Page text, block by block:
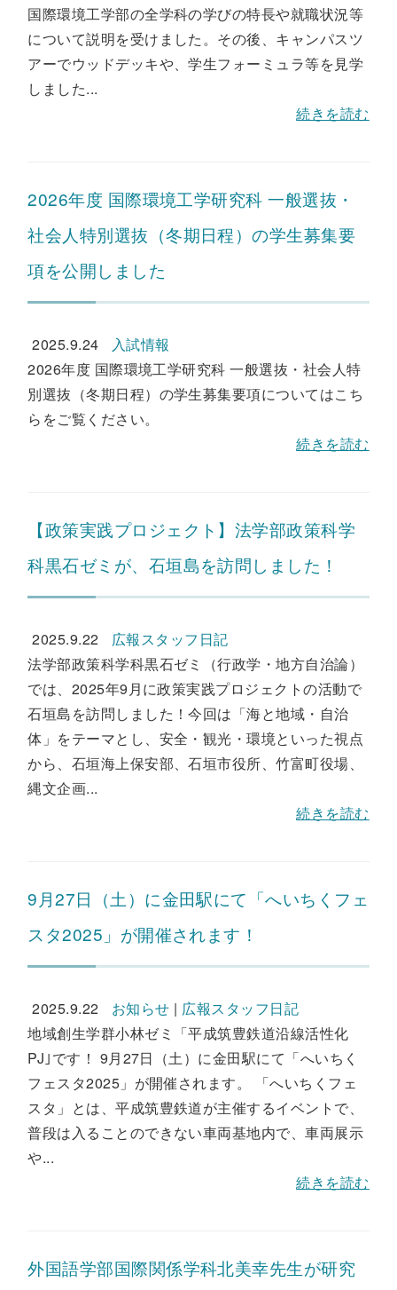
国際環境工学部の全学科の学びの特長や就職状況等
について説明を受けました。その後、キャンパスツ
アーでウッドデッキや、学生フォーミュラ等を見学
しました...
続きを読む
2026年度 国際環境工学研究科 一般選抜・
社会人特別選抜（冬期日程）の学生募集要
項を公開しました
2025.9.24
入試情報
2026年度 国際環境工学研究科 一般選抜・社会人特
別選抜（冬期日程）の学生募集要項についてはこち
らをご覧ください。
続きを読む
【政策実践プロジェクト】法学部政策科学
科黒石ゼミが、石垣島を訪問しました！
2025.9.22
広報スタッフ日記
法学部政策科学科黒石ゼミ（行政学・地方自治論）
では、2025年9月に政策実践プロジェクトの活動で
石垣島を訪問しました！今回は「海と地域・自治
体」をテーマとし、安全・観光・環境といった視点
から、石垣海上保安部、石垣市役所、竹富町役場、
縄文企画...
続きを読む
9月27日（土）に金田駅にて「へいちくフェ
スタ2025」が開催されます！
2025.9.22 お知らせ | 広報スタッフ日記
地域創生学群小林ゼミ「平成筑豊鉄道沿線活性化
PJ｣です！ 9月27日（土）に金田駅にて「へいちく
フェスタ2025」が開催されます。 「へいちくフェ
スタ」とは、平成筑豊鉄道が主催するイベントで、
普段は入ることのできない車両基地内で、車両展示
や...
続きを読む
外国語学部国際関係学科北美幸先生が研究